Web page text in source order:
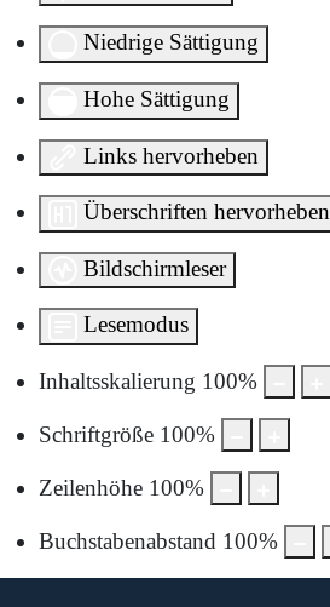
Niedrige Sättigung
Hohe Sättigung
Links hervorheben
Überschriften hervorheben
Bildschirmleser
Lesemodus
Inhaltsskalierung 100%
Schriftgröße 100%
Zeilenhöhe 100%
Buchstabenabstand 100%